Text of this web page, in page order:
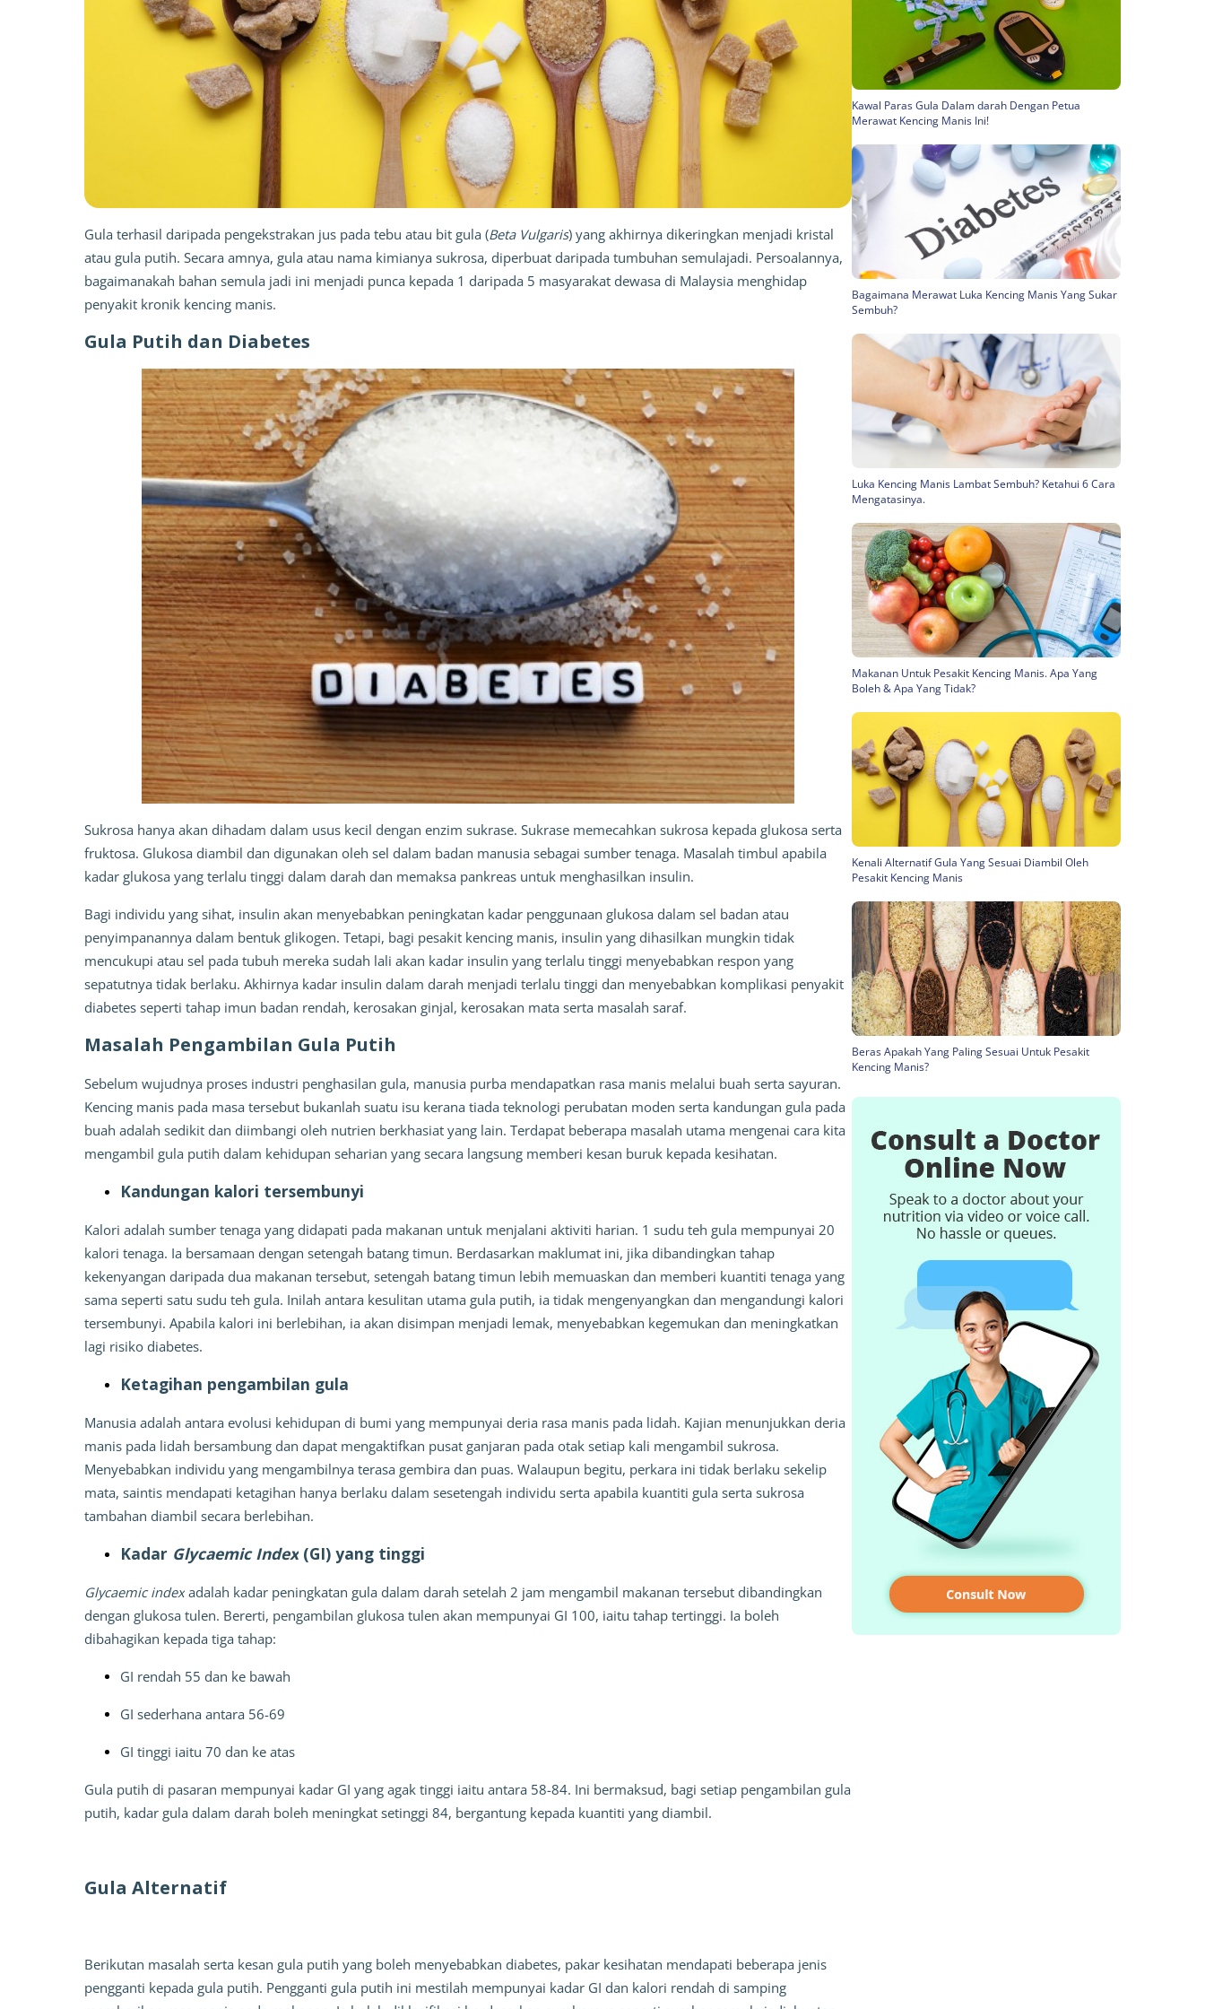
Gula terhasil daripada pengekstrakan jus pada tebu atau bit gula (Beta Vulgaris) yang akhirnya dikeringkan menjadi kristal
atau gula putih. Secara amnya, gula atau nama kimianya sukrosa, diperbuat daripada tumbuhan semulajadi. Persoalannya,
bagaimanakah bahan semula jadi ini menjadi punca kepada 1 daripada 5 masyarakat dewasa di Malaysia menghidap
penyakit kronik kencing manis.
Gula Putih dan Diabetes
Sukrosa hanya akan dihadam dalam usus kecil dengan enzim sukrase. Sukrase memecahkan sukrosa kepada glukosa serta
fruktosa. Glukosa diambil dan digunakan oleh sel dalam badan manusia sebagai sumber tenaga. Masalah timbul apabila
kadar glukosa yang terlalu tinggi dalam darah dan memaksa pankreas untuk menghasilkan insulin.
Bagi individu yang sihat, insulin akan menyebabkan peningkatan kadar penggunaan glukosa dalam sel badan atau
penyimpanannya dalam bentuk glikogen. Tetapi, bagi pesakit kencing manis, insulin yang dihasilkan mungkin tidak
mencukupi atau sel pada tubuh mereka sudah lali akan kadar insulin yang terlalu tinggi menyebabkan respon yang
sepatutnya tidak berlaku. Akhirnya kadar insulin dalam darah menjadi terlalu tinggi dan menyebabkan komplikasi penyakit
diabetes seperti tahap imun badan rendah, kerosakan ginjal, kerosakan mata serta masalah saraf.
Masalah Pengambilan Gula Putih
Sebelum wujudnya proses industri penghasilan gula, manusia purba mendapatkan rasa manis melalui buah serta sayuran.
Kencing manis pada masa tersebut bukanlah suatu isu kerana tiada teknologi perubatan moden serta kandungan gula pada
buah adalah sedikit dan diimbangi oleh nutrien berkhasiat yang lain. Terdapat beberapa masalah utama mengenai cara kita
mengambil gula putih dalam kehidupan seharian yang secara langsung memberi kesan buruk kepada kesihatan.
Kandungan kalori tersembunyi
Kalori adalah sumber tenaga yang didapati pada makanan untuk menjalani aktiviti harian. 1 sudu teh gula mempunyai 20
kalori tenaga. Ia bersamaan dengan setengah batang timun. Berdasarkan maklumat ini, jika dibandingkan tahap
kekenyangan daripada dua makanan tersebut, setengah batang timun lebih memuaskan dan memberi kuantiti tenaga yang
sama seperti satu sudu teh gula. Inilah antara kesulitan utama gula putih, ia tidak mengenyangkan dan mengandungi kalori
tersembunyi. Apabila kalori ini berlebihan, ia akan disimpan menjadi lemak, menyebabkan kegemukan dan meningkatkan
lagi risiko diabetes.
Ketagihan pengambilan gula
Manusia adalah antara evolusi kehidupan di bumi yang mempunyai deria rasa manis pada lidah. Kajian menunjukkan deria
manis pada lidah bersambung dan dapat mengaktifkan pusat ganjaran pada otak setiap kali mengambil sukrosa.
Menyebabkan individu yang mengambilnya terasa gembira dan puas. Walaupun begitu, perkara ini tidak berlaku sekelip
mata, saintis mendapati ketagihan hanya berlaku dalam sesetengah individu serta apabila kuantiti gula serta sukrosa
tambahan diambil secara berlebihan.
Kadar Glycaemic Index (GI) yang tinggi
Glycaemic index adalah kadar peningkatan gula dalam darah setelah 2 jam mengambil makanan tersebut dibandingkan
dengan glukosa tulen. Bererti, pengambilan glukosa tulen akan mempunyai GI 100, iaitu tahap tertinggi. Ia boleh
dibahagikan kepada tiga tahap:
GI rendah 55 dan ke bawah
GI sederhana antara 56-69
GI tinggi iaitu 70 dan ke atas
Gula putih di pasaran mempunyai kadar GI yang agak tinggi iaitu antara 58-84. Ini bermaksud, bagi setiap pengambilan gula
putih, kadar gula dalam darah boleh meningkat setinggi 84, bergantung kepada kuantiti yang diambil.
Gula Alternatif
Berikutan masalah serta kesan gula putih yang boleh menyebabkan diabetes, pakar kesihatan mendapati beberapa jenis
pengganti kepada gula putih. Pengganti gula putih ini mestilah mempunyai kadar GI dan kalori rendah di samping
Kawal Paras Gula Dalam darah Dengan Petua
Merawat Kencing Manis Ini!
Bagaimana Merawat Luka Kencing Manis Yang Sukar
Sembuh?
Luka Kencing Manis Lambat Sembuh? Ketahui 6 Cara
Mengatasinya.
Makanan Untuk Pesakit Kencing Manis. Apa Yang
Boleh & Apa Yang Tidak?
Kenali Alternatif Gula Yang Sesuai Diambil Oleh
Pesakit Kencing Manis
Beras Apakah Yang Paling Sesuai Untuk Pesakit
Kencing Manis?